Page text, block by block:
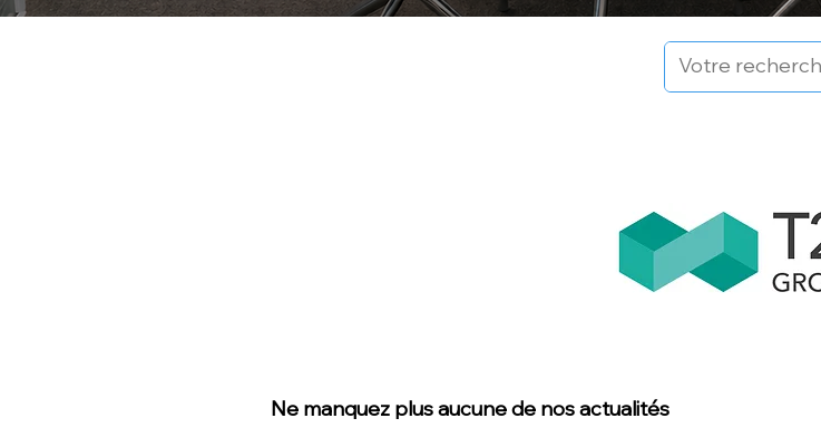
Ne manquez plus aucune de nos actualités